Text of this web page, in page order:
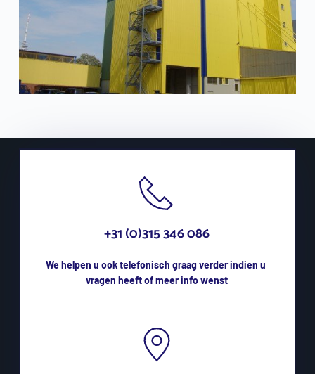
+31 (0)315 346 086
We helpen u ook telefonisch graag verder indien u
vragen heeft of meer info wenst